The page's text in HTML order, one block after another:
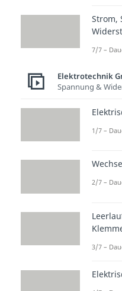
mit
gilt im
Der
auch
einer
Der
voraus.
In
Strom,
7/7 –
Elektrotechnik
Spannung &
1/7 –
2/7 –
3/7 –